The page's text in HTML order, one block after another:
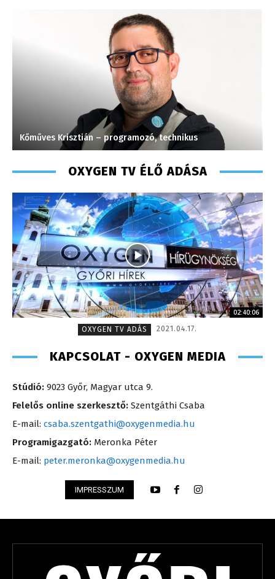
Kőműves Krisztián – programozó, technikus
OXYGEN TV ÉLŐ ADÁSA
02:40:06
OXYGEN TV ADÁS
2021.04.17.
KAPCSOLAT - OXYGEN MEDIA
Stúdió: 9023 Győr, Magyar utca 9.
Felelős online szerkesztő: Szentgáthi Csaba
E-mail: csaba.szentgathi@oxygenmedia.hu
Programigazgató: Meronka Péter
E-mail: peter.meronka@oxygenmedia.hu
IMPRESSZUM